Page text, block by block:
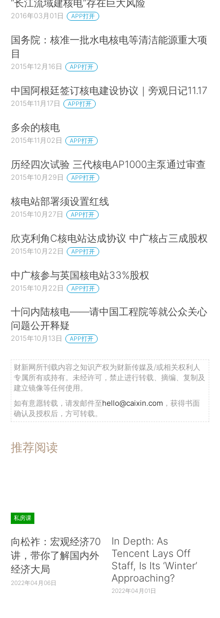
“长江流域建核电”存在巨大风险
2016年03月01日 APP打开
国务院：核准一批水电核电等清洁能源重大项
目
2015年12月16日 APP打开
中国阿根廷签订核电建设协议｜旁观日记11.17
2015年11月17日 APP打开
多余的核电
2015年11月02日 APP打开
历经四次试验 三代核电AP1000主泵通过审查
2015年10月29日 APP打开
核电站部署须设置红线
2015年10月27日 APP打开
欣克利角C核电站达成协议 中广核占三成股权
2015年10月22日 APP打开
中广核参与英国核电站33%股权
2015年10月22日 APP打开
十问内陆核电——请中国工程院等就公众关心
问题公开释疑
2015年10月13日 APP打开
财新网所刊载内容之知识产权为财新传媒及/或相关权利人
专属所有或持有。未经许可，禁止进行转载、摘编、复制及
建立镜像等任何使用。
如有意愿转载，请发邮件至hello@caixin.com ，获得书面
确认及授权后，方可转载。
推荐阅读
私房课
向松祚：宏观经济70
讲，带你了解国内外
经济大局
2022年04月06日
In Depth: As
Tencent Lays Off
Staff, Is Its ‘Winter’
Approaching?
2022年04月01日